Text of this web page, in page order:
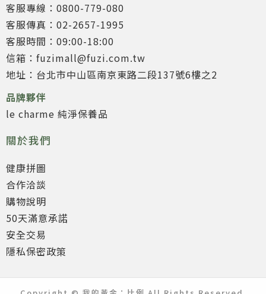
客服專線：0800-779-080
客服傳真：02-2657-1995
客服時間：09:00-18:00
信箱：fuzimall@fuzi.com.tw
地址：台北市中山區南京東路二段137號6樓之2
品牌夥伴
le charme 純淨保養品
關於我們
健康拼圖
合作洽談
購物說明
50天滿意承諾
安全交易
隱私保密政策